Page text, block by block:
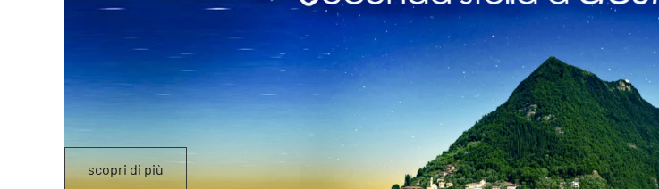
scopri di più